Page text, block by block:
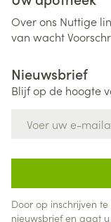
Over ons Nuttige
van wacht
Nieuwsbrief
Blijf op de hoogte
Door op inschrijven
nieuwsbrief en gaat